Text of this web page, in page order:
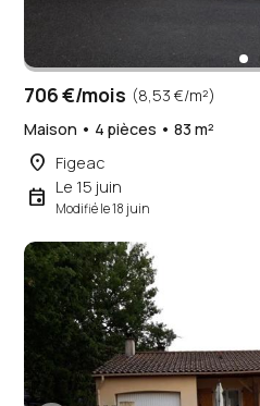
706 €/mois (8,53 €/m²)
Maison • 4 pièces • 83 m²
place Figeac
event Le 15 juin
Modifié le 18 juin